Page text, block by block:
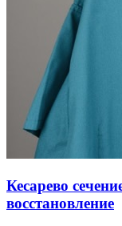
Кесарево
восстановление